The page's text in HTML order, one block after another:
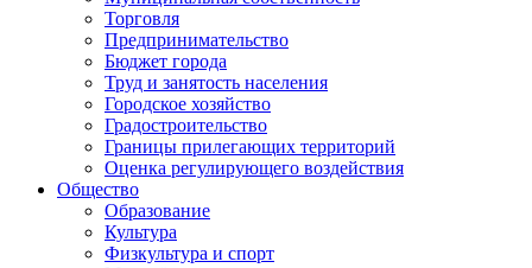
Торговля
Предпринимательство
Бюджет города
Труд и занятость населения
Городское хозяйство
Градостроительство
Границы прилегающих территорий
Оценка регулирующего воздействия
Общество
Образование
Культура
Физкультура и спорт